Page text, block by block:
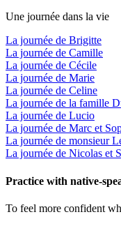
Une journée dans la vie
La journée de Brigitte
La journée de Camille
La journée de Cécile
La journée de Marie
La journée de Celine
La journée de la famille
La journée de Lucio
La journée de Marc et
La journée de monsieur
La journée de Nicolas et
Practice with native-
To feel more confident